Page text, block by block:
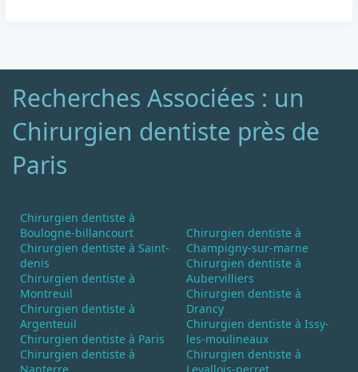
Recherches Associées : un
Chirurgien dentiste près de
Paris
Chirurgien dentiste à
Boulogne-billancourt
Chirurgien dentiste à Saint-
denis
Chirurgien dentiste à
Montreuil
Chirurgien dentiste à
Argenteuil
Chirurgien dentiste à Paris
Chirurgien dentiste à
Chirurgien dentiste à
Champigny-sur-marne
Chirurgien dentiste à
Aubervilliers
Chirurgien dentiste à
Drancy
Chirurgien dentiste à Issy-
les-moulineaux
Chirurgien dentiste à